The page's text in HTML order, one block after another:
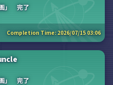
画」 完了
Completion Time: 2026/07/15 03:06
画」 完了